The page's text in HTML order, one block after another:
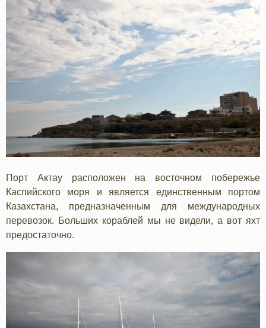
Порт Актау расположен на восточном побережье
Каспийского моря и является единственным портом
Казахстана, предназначенным для международных
перевозок. Больших кораблей мы не видели, а вот яхт
предостаточно.